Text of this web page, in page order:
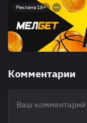
Реклама 18+
Комментарии